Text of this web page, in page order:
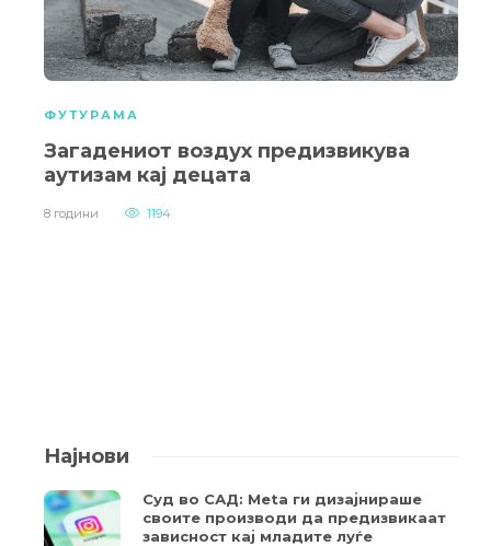
ФУТУРАМА
Загадениот воздух предизвикува
аутизам кај децата
8 години 1194
Најнови
Суд во САД: Meta ги дизајнираше
своите производи да предизвикаат
зависност кај младите луѓе